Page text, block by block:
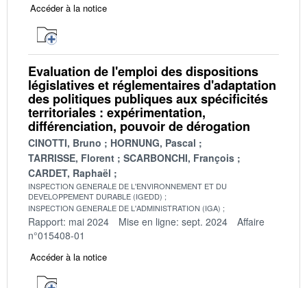
Accéder à la notice
Evaluation de l'emploi des dispositions
législatives et réglementaires d'adaptation
des politiques publiques aux spécificités
territoriales : expérimentation,
différenciation, pouvoir de dérogation
CINOTTI, Bruno
HORNUNG, Pascal
TARRISSE, Florent
SCARBONCHI, François
CARDET, Raphaël
INSPECTION GENERALE DE L'ENVIRONNEMENT ET DU
DEVELOPPEMENT DURABLE (IGEDD)
INSPECTION GENERALE DE L'ADMINISTRATION (IGA)
Rapport: mai 2024 Mise en ligne: sept. 2024
Affaire
n°015408-01
Accéder à la notice